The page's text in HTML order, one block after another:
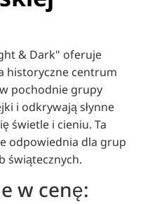
& Dark" oferuje
historyczne centrum
pochodnie grupy
i odkrywają słynne
świetle i cieniu. Ta
odpowiednia dla grup
świątecznych.
w cenę: